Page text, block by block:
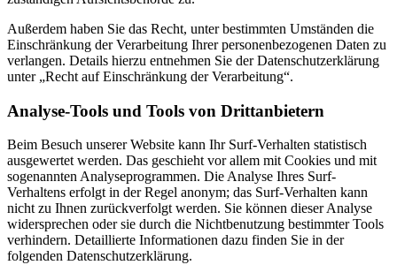
Außerdem haben Sie das Recht, unter bestimmten Umständen die
Einschränkung der Verarbeitung Ihrer personenbezogenen Daten zu
verlangen. Details hierzu entnehmen Sie der Datenschutzerklärung
unter „Recht auf Einschränkung der Verarbeitung“.
Analyse-Tools und Tools von Drittanbietern
Beim Besuch unserer Website kann Ihr Surf-Verhalten statistisch
ausgewertet werden. Das geschieht vor allem mit Cookies und mit
sogenannten Analyseprogrammen. Die Analyse Ihres Surf-
Verhaltens erfolgt in der Regel anonym; das Surf-Verhalten kann
nicht zu Ihnen zurückverfolgt werden. Sie können dieser Analyse
widersprechen oder sie durch die Nichtbenutzung bestimmter Tools
verhindern. Detaillierte Informationen dazu finden Sie in der
folgenden Datenschutzerklärung.